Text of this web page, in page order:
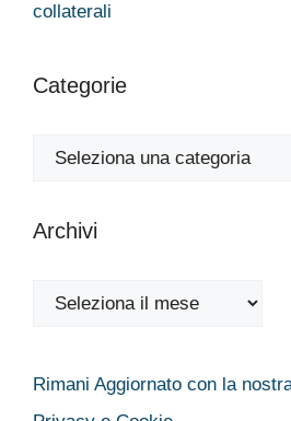
collaterali
Categorie
Categorie
Archivi
Archivi
Rimani Aggiornato con la